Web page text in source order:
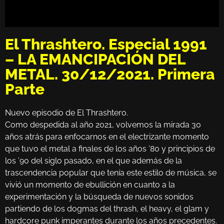
El Thrashtero. Especial 1991
– LA EMANCIPACIÓN DEL
METAL. 30/12/2021. Primera
Parte
Nuevo episodio de El Thrashtero.
Como despedida al año 2021, volvemos la mirada 30
años atrás para enfocarnos en el electrizante momento
que tuvo el metal a finales de los años ’80 y principios de
los ’90 del siglo pasado, en el que además de la
trascendencia popular que tenía este estilo de música, se
vivió un momento de ebullición en cuanto a la
experimentación y la búsqueda de nuevos sonidos
partiendo de los dogmas del thrash, el heavy, el glam y
hardcore punk imperantes durante los años precedentes.